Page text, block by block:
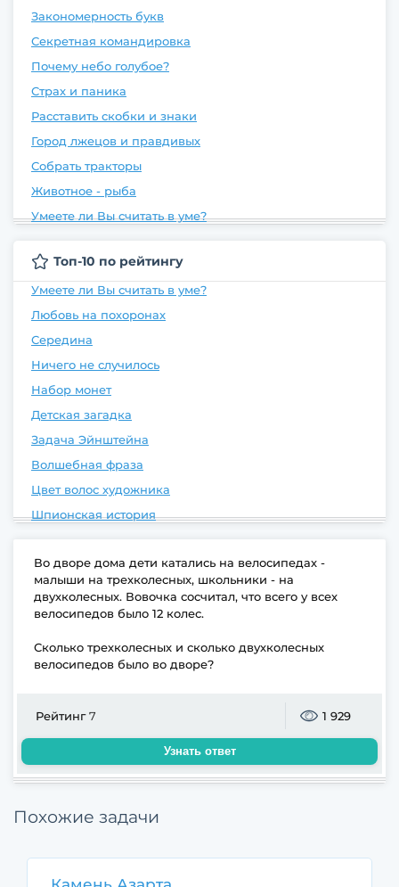
Закономерность букв
Секретная командировка
Почему небо голубое?
Страх и паника
Расставить скобки и знаки
Город лжецов и правдивых
Собрать тракторы
Животное - рыба
Умеете ли Вы считать в уме?
Топ-10 по рейтингу
Умеете ли Вы считать в уме?
Любовь на похоронах
Середина
Ничего не случилось
Набор монет
Детская загадка
Задача Эйнштейна
Волшебная фраза
Цвет волос художника
Шпионская история
Во дворе дома дети катались на велосипедах -
малыши на трехколесных, школьники - на
двухколесных. Вовочка сосчитал, что всего у всех
велосипедов было 12 колес.
Сколько трехколесных и сколько двухколесных
велосипедов было во дворе?
Рейтинг7 1 929
Узнать ответ
Похожие задачи